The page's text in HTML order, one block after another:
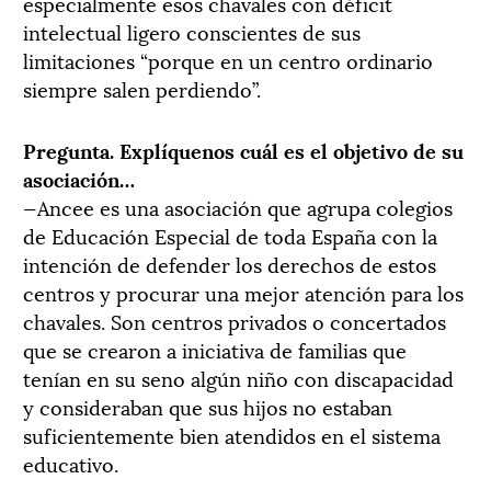
intelectual ligero conscientes de sus
limitaciones “porque en un centro ordinario
siempre salen perdiendo”.
Pregunta. Explíquenos cuál es el objetivo de su
asociación…
—Ancee es una asociación que agrupa colegios
de Educación Especial de toda España con la
intención de defender los derechos de estos
centros y procurar una mejor atención para los
chavales. Son centros privados o concertados
que se crearon a iniciativa de familias que
tenían en su seno algún niño con discapacidad
y consideraban que sus hijos no estaban
suficientemente bien atendidos en el sistema
educativo.